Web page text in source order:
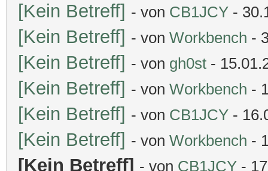
[Kein Betreff] - von CB1JCY -
[Kein Betreff] - von Workbench -
[Kein Betreff] - von gh0st -
[Kein Betreff] - von Workbench -
[Kein Betreff] - von CB1JCY -
[Kein Betreff] - von Workbench -
[Kein Betreff] - von CB1JCY -